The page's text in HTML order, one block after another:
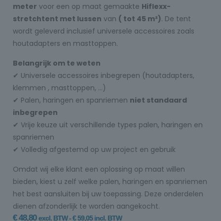
meter voor een op maat gemaakte Hiflexx-
stretchtent met lussen van ( tot 45 m²). De tent
wordt geleverd inclusief universele accessoires zoals
houtadapters en masttoppen.
Belangrijk om te weten
✔ Universele accessoires inbegrepen (houtadapters,
klemmen , masttoppen, …)
✔ Palen, haringen en spanriemen niet standaard
inbegrepen
✔ Vrije keuze uit verschillende types palen, haringen en
spanriemen
✔ Volledig afgestemd op uw project en gebruik
Omdat wij elke klant een oplossing op maat willen
bieden, kiest u zelf welke palen, haringen en spanriemen
het best aansluiten bij uw toepassing. Deze onderdelen
dienen afzonderlijk te worden aangekocht.
€48,80 excl. BTW -€59,05incl. BTW